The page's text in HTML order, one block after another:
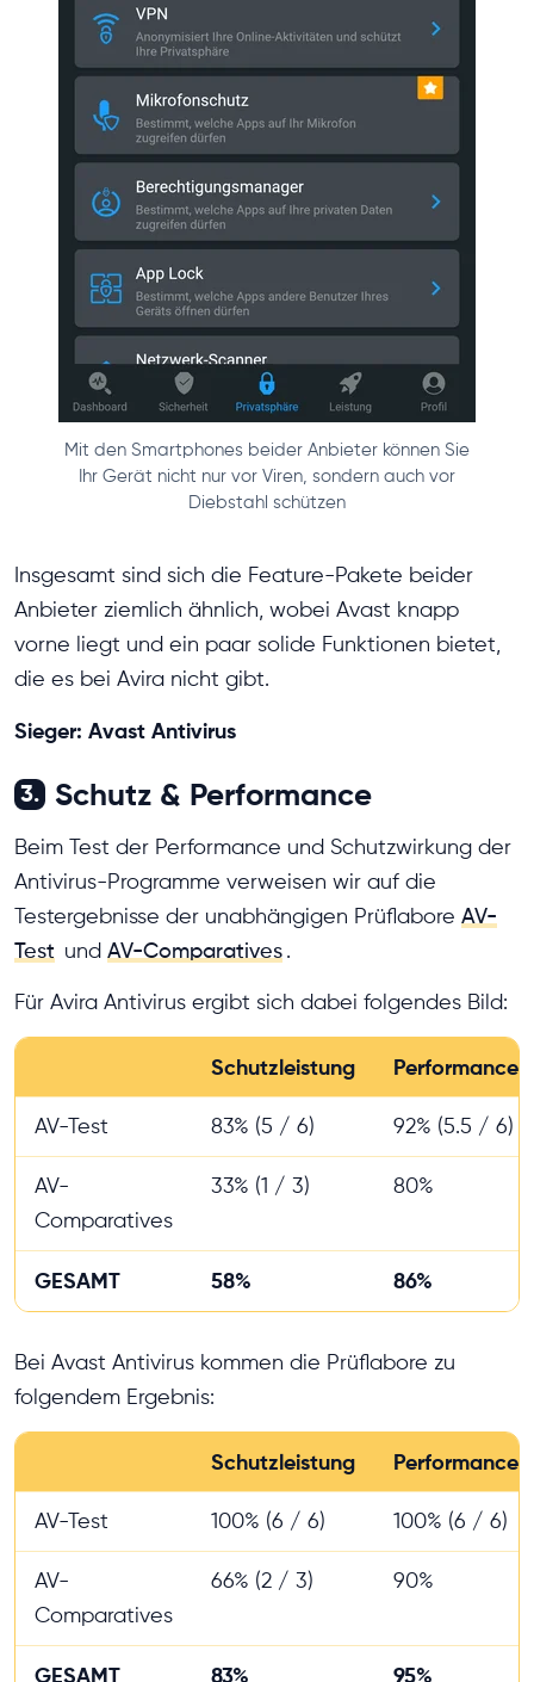
Mit den Smartphones beider Anbieter können Sie
Ihr Gerät nicht nur vor Viren, sondern auch vor
Diebstahl schützen
Insgesamt sind sich die Feature-Pakete beider
Anbieter ziemlich ähnlich, wobei Avast knapp
vorne liegt und ein paar solide Funktionen bietet,
die es bei Avira nicht gibt.
Sieger: Avast Antivirus
3. Schutz & Performance
Beim Test der Performance und Schutzwirkung der
Antivirus-Programme verweisen wir auf die
Testergebnisse der unabhängigen Prüflabore AV-
Test und AV-Comparatives .
Für Avira Antivirus ergibt sich dabei folgendes Bild:
Schutzleistung Performance
AV-Test 83% (5 / 6) 92% (5.5 / 6)
AV-
Comparatives
33% (1 / 3) 80%
GESAMT 58% 86%
Bei Avast Antivirus kommen die Prüflabore zu
folgendem Ergebnis:
Schutzleistung Performance
AV-Test 100% (6 / 6) 100% (6 / 6)
AV-
Comparatives
66% (2 / 3) 90%
GESAMT 83% 95%